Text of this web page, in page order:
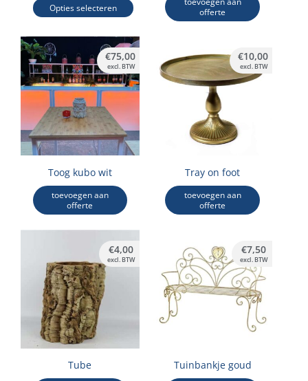
Opties selecteren
op
de
productpagina
offerte
Toog kubo wit
toevoegen aan
offerte
€75,00
excl. BTW
Tray on foot
toevoegen aan
offerte
€10,00
excl. BTW
Tube
€4,00
excl. BTW
Tuinbankje goud
€7,50
excl. BTW